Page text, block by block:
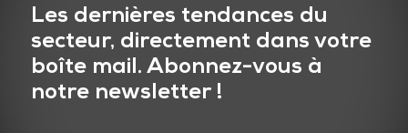
Les dernières tendances du
secteur, directement dans votre
boîte mail. Abonnez-vous à
notre newsletter !